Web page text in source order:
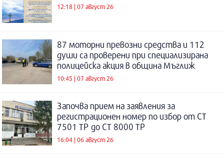
12:18 | 07 август 26
87 моторни превозни средства и 112
души са проверени при специализирана
полицейска акция в община Мъглиж
10:45 | 07 август 26
Започва прием на заявления за
регистрационен номер по избор от СТ
7501 ТР до СТ 8000 ТР
16:04 | 06 август 26